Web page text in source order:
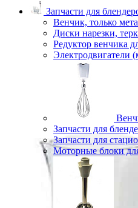
Запчасти для
Венчик, только
Диски нарезки,
Редуктор венчика
Электродвигатели
Запчасти для
Запчасти для
Моторные блоки